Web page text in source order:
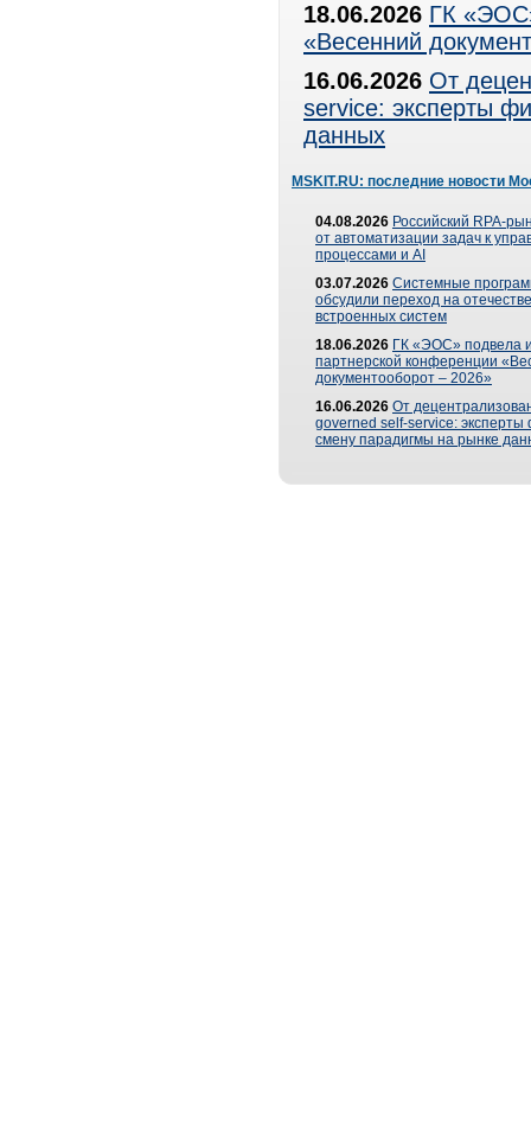
18.06.2026 ГК
«Весенний
16.06.2026 От
service: эксперты
данных
MSKIT.RU: последние новости
04.08.2026 Российский RPA-
от автоматизации задач к
процессами и AI
03.07.2026 Системные
обсудили переход на
встроенных систем
18.06.2026 ГК «ЭОС» подвела
партнерской конференции
документооборот – 2026»
16.06.2026 От
governed self-service: эксперты
смену парадигмы на рынке